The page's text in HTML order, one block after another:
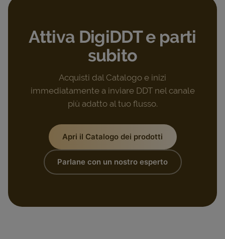
Attiva DigiDDT e parti
subito
Acquisti dal Catalogo e inizi
immediatamente a inviare DDT nel canale
più adatto al tuo flusso.
Apri il Catalogo dei prodotti
Parlane con un nostro esperto